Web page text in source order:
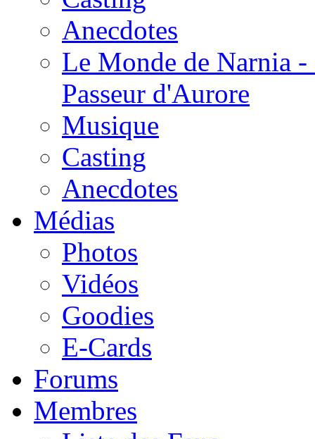
Anecdotes
Le Monde de Narnia
Passeur d'Aurore
Musique
Casting
Anecdotes
Médias
Photos
Vidéos
Goodies
E-Cards
Forums
Membres